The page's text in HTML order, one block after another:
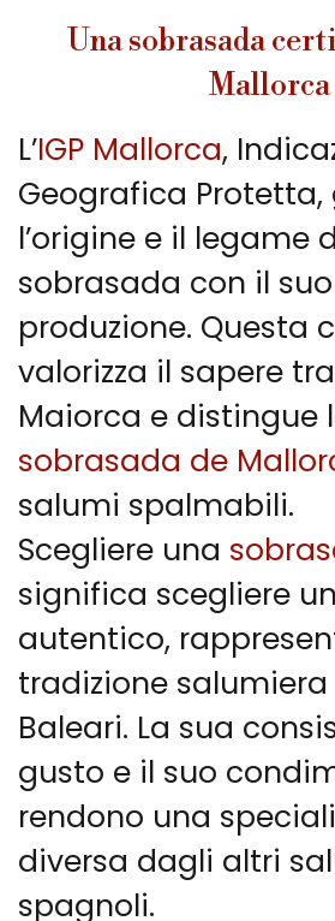
Una sobrasada
Mallorca
L’IGP Mallorca,
Geografica
l’origine e il legame
sobrasada con il
produzione. Questa
valorizza il sapere
Maiorca e distingue
sobrasada de
salumi spalmabili.
Scegliere una
significa scegliere
autentico,
tradizione salumiera
Baleari. La sua
gusto e il suo
rendono una
diversa dagli altri
spagnoli.